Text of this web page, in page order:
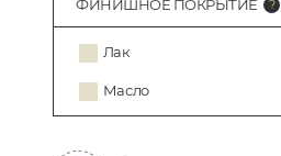
ФИНИШНОЕ ПОКРЫТИЕ
Лак
Масло